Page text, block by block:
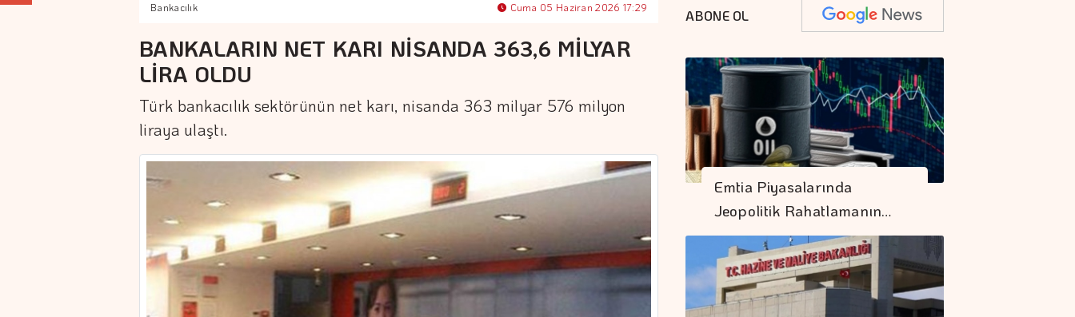
Bankacılık Cuma 05 Haziran 2026 17:29
BANKALARIN NET KARI NİSANDA 363,6 MİLYAR
LİRA OLDU
Türk bankacılık sektörünün net karı, nisanda 363 milyar 576 milyon
liraya ulaştı.
ABONE OL
Emtia Piyasalarında
Jeopolitik Rahatlamanın…